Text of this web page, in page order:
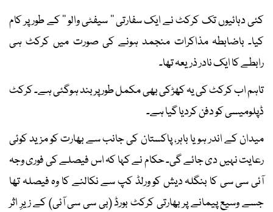
کئی دہائیوں تک کرکٹ نے ایک سفارتی ’’ سیفٹی والو ‘‘ کے طور پر کام
کیا۔ باضابطہ مذاکرات منجمد ہونے کی صورت میں کرکٹ ہی
رابطے کا ایک نادر ذریعہ تھا۔
تاہم اب کرکٹ کی یہ کھڑکی بھی مکمل طور پر بند ہوگئی ہے۔ کرکٹ
ڈپلومیسی کو دفن کردیا گیا ہے۔
میدان کے اندر ہو یا باہر، پاکستان کی جانب سے بھارت کو مزید کوئی
رعایت نہیں دی جائے گی۔ حکام نے کہا کہ اس فیصلے کی فوری وجہ
آئی سی سی کا بنگلہ دیش کو ورلڈ کپ سے نکالنے کا وہ فیصلہ تھا
جسے وسیع پیمانے پر بھارتی کرکٹ بورڈ (بی سی سی آئی) کے زیرِ اثر